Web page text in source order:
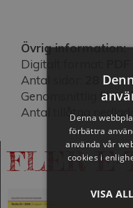
Övrig information:
Digitalt format:
Antal sidor:
Genomsnittlig
Antal tillåtna
FLER E-
Denna
förbättra
använda vår
cookies i
VISA